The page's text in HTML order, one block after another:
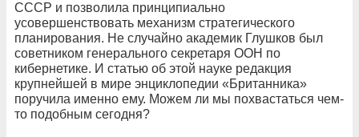
СССР и позволила принципиально
усовершенствовать механизм стратегического
планирования. Не случайно академик Глушков был
советником генерального секретаря ООН по
кибернетике. И статью об этой науке редакция
крупнейшей в мире энциклопедии «Британника»
поручила именно ему. Можем ли мы похвастаться чем-
то подобным сегодня?